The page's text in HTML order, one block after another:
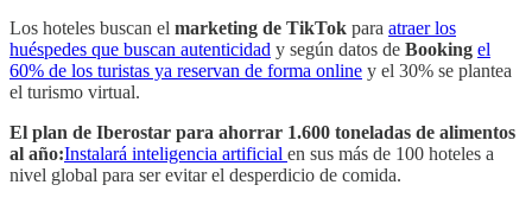
Los hoteles buscan el marketing de TikTok para atraer los
huéspedes que buscan autenticidad y según datos de Booking el
60% de los turistas ya reservan de forma online y el 30% se plantea
el turismo virtual.
El plan de Iberostar para ahorrar 1.600 toneladas de alimentos
al año:Instalará inteligencia artificial en sus más de 100 hoteles a
nivel global para ser evitar el desperdicio de comida.